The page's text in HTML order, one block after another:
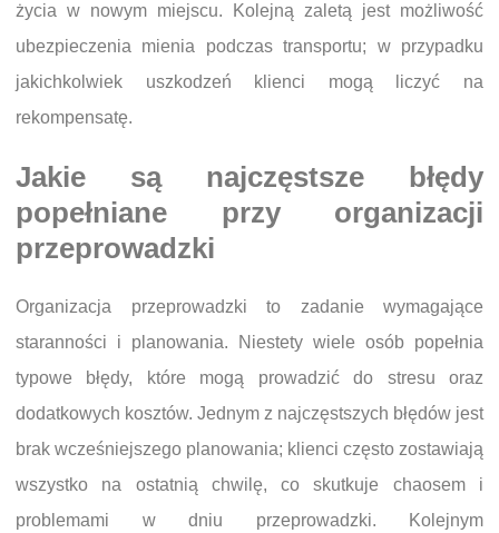
życia w nowym miejscu. Kolejną zaletą jest możliwość
ubezpieczenia mienia podczas transportu; w przypadku
jakichkolwiek uszkodzeń klienci mogą liczyć na
rekompensatę.
Jakie są najczęstsze błędy
popełniane przy organizacji
przeprowadzki
Organizacja przeprowadzki to zadanie wymagające
staranności i planowania. Niestety wiele osób popełnia
typowe błędy, które mogą prowadzić do stresu oraz
dodatkowych kosztów. Jednym z najczęstszych błędów jest
brak wcześniejszego planowania; klienci często zostawiają
wszystko na ostatnią chwilę, co skutkuje chaosem i
problemami w dniu przeprowadzki. Kolejnym